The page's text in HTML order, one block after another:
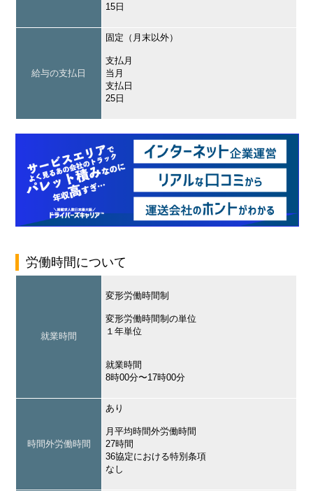
15日
給与の支払日
固定（月末以外）
支払月
当月
支払日
25日
労働時間について
就業時間
変形労働時間制
変形労働時間制の単位
１年単位
就業時間
8時00分〜17時00分
時間外労働時間
あり
月平均時間外労働時間
27時間
36協定における特別条項
なし